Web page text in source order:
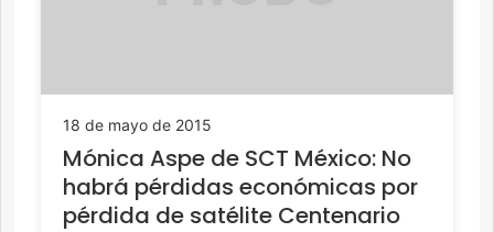
18 de mayo de 2015
Mónica Aspe de SCT México: No
habrá pérdidas económicas por
pérdida de satélite Centenario